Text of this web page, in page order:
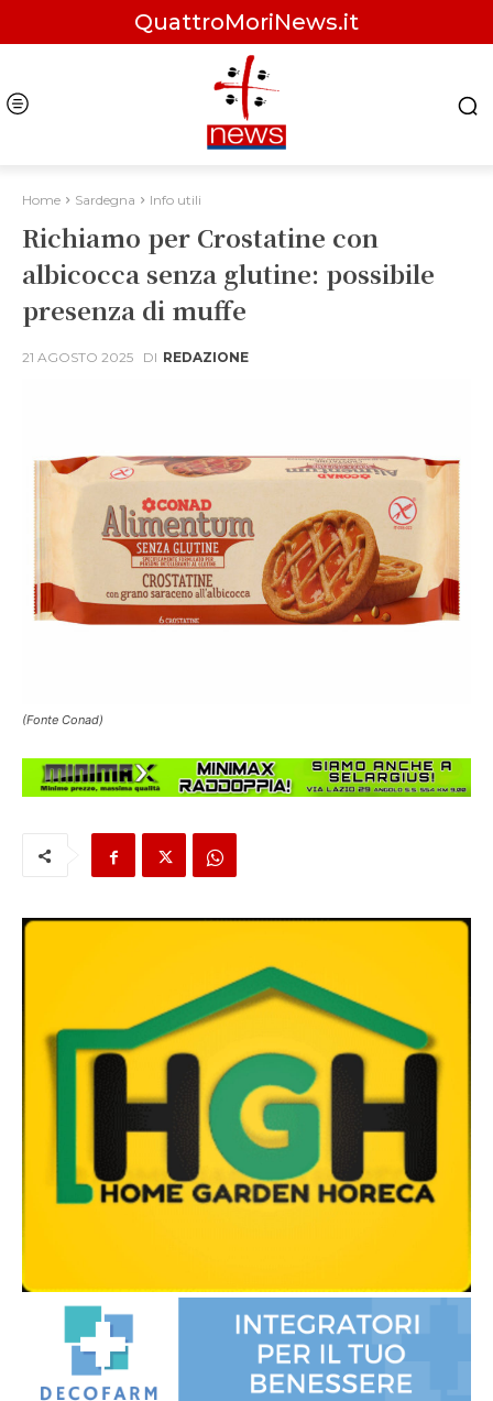
QuattroMoriNews.it
Home Sardegna Info utili
Richiamo per Crostatine con
albicocca senza glutine: possibile
presenza di muffe
21 AGOSTO 2025 DI REDAZIONE
(Fonte Conad)